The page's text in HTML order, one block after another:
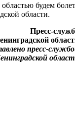
будем
области.
Пресс-
пресс-